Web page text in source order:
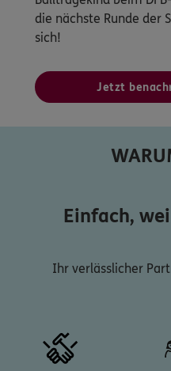
die nächste Runde der
sich!
Jetzt
Einfach,
Ihr verlässlicher